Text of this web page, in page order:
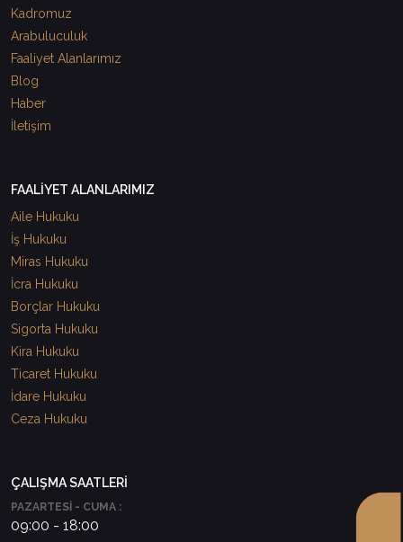
Kadromuz
Arabuluculuk
Faaliyet Alanlarımız
Blog
Haber
İletişim
FAALİYET ALANLARIMIZ
Aile Hukuku
İş Hukuku
Miras Hukuku
İcra Hukuku
Borçlar Hukuku
Sigorta Hukuku
Kira Hukuku
Ticaret Hukuku
İdare Hukuku
Ceza Hukuku
ÇALIŞMA SAATLERİ
PAZARTESİ - CUMA :
09:00 - 18:00